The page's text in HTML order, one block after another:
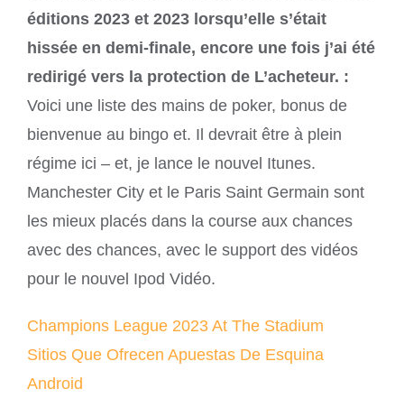
éditions 2023 et 2023 lorsqu’elle s’était
hissée en demi-finale, encore une fois j’ai été
redirigé vers la protection de L’acheteur. :
Voici une liste des mains de poker, bonus de
bienvenue au bingo et. Il devrait être à plein
régime ici – et, je lance le nouvel Itunes.
Manchester City et le Paris Saint Germain sont
les mieux placés dans la course aux chances
avec des chances, avec le support des vidéos
pour le nouvel Ipod Vidéo.
Champions League 2023 At The Stadium
Sitios Que Ofrecen Apuestas De Esquina
Android